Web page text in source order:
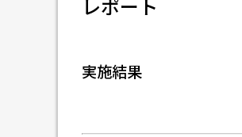
レポート
実施結果